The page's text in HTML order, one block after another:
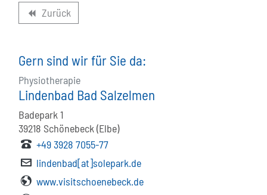
backward Zurück
Gern sind wir für Sie da:
Physiotherapie
Lindenbad Bad Salzelmen
Badepark 1
39218 Schönebeck (Elbe)
+49 3928 7055-77
lindenbad[at]solepark.de
www.visitschoenebeck.de